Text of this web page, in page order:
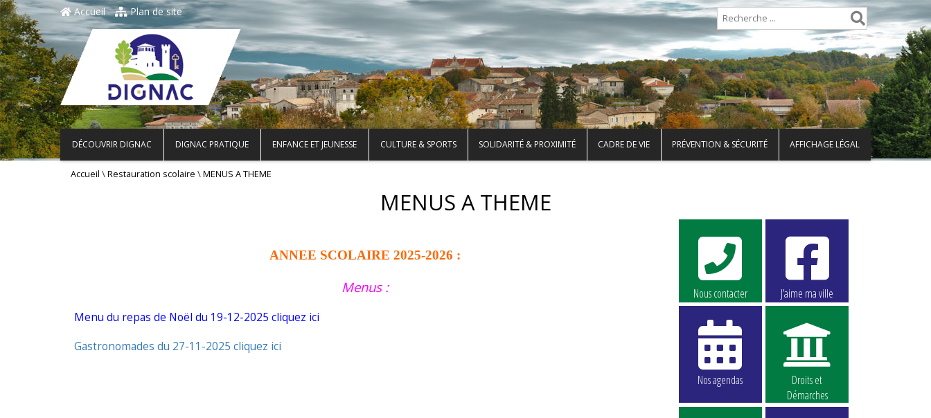
Accueil Plan de site
DÉCOUVRIR DIGNAC DIGNAC PRATIQUE ENFANCE ET JEUNESSE CULTURE & SPORTS SOLIDARITÉ & PROXIMITÉ CADRE DE VIE PRÉVENTION & SÉCURITÉ AFFICHAGE LÉGAL
Accueil \Restauration scolaire \MENUS A THEME
MENUS A THEME
ANNEE SCOLAIRE 2025-2026 :
Menus :
Menu du repas de Noël du 19-12-2025 cliquez ici
Gastronomades du 27-11-2025 cliquez ici
Nous contacter J’aime ma ville
Nos agendas
Droits et
Démarches